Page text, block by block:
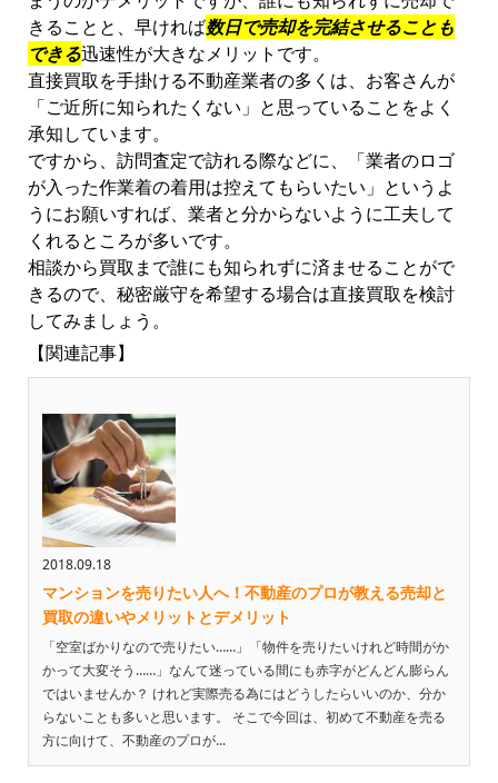
きることと、早ければ数日で売却を完結させることも
できる迅速性が大きなメリットです。
直接買取を手掛ける不動産業者の多くは、お客さんが
「ご近所に知られたくない」と思っていることをよく
承知しています。
ですから、訪問査定で訪れる際などに、「業者のロゴ
が入った作業着の着用は控えてもらいたい」というよ
うにお願いすれば、業者と分からないように工夫して
くれるところが多いです。
相談から買取まで誰にも知られずに済ませることがで
きるので、秘密厳守を希望する場合は直接買取を検討
してみましょう。
【関連記事】
2018.09.18
マンションを売りたい人へ！不動産のプロが教える売却と
買取の違いやメリットとデメリット
「空室ばかりなので売りたい……」「物件を売りたいけれど時間がか
かって大変そう……」なんて迷っている間にも赤字がどんどん膨らん
ではいませんか？ けれど実際売る為にはどうしたらいいのか、分か
らないことも多いと思います。 そこで今回は、初めて不動産を売る
方に向けて、不動産のプロが...